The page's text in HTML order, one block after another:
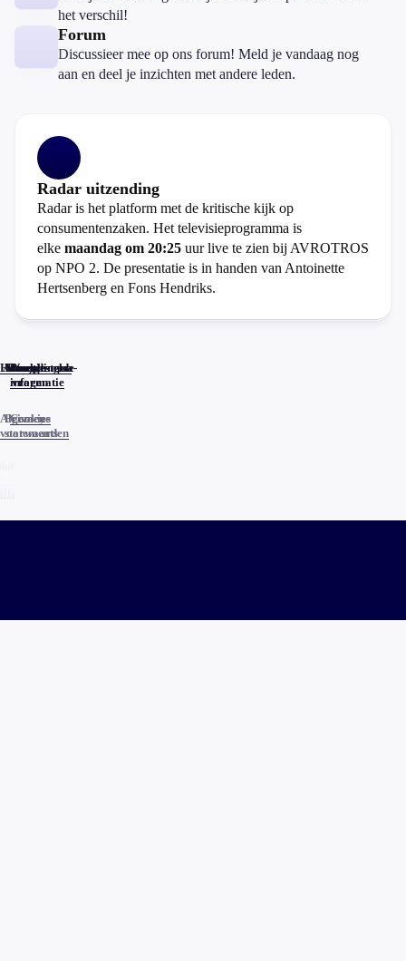
het verschil!
Forum
Discussieer mee op ons forum! Meld je vandaag nog
aan en deel je inzichten met andere leden.
Radar uitzending
Radar is het platform met de kritische kijk op
consumentenzaken. Het televisieprogramma is
elke maandag om 20:25 uur live te zien bij AVROTROS
op NPO 2. De presentatie is in handen van Antoinette
Hertsenberg en Fons Hendriks.
Home
Actueel
Uitzendingen
Reacties
Programma-
informatie
Veelgestelde
vragen
Algemene
voorwaarden
Privacy
statements
Cookies